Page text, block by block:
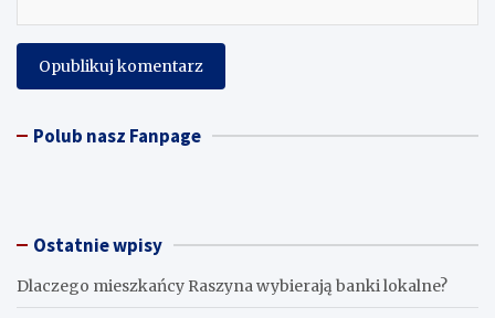
Polub nasz Fanpage
Ostatnie wpisy
Dlaczego mieszkańcy Raszyna wybierają banki lokalne?